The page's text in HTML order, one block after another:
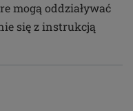
mogą oddziaływać
się z instrukcją